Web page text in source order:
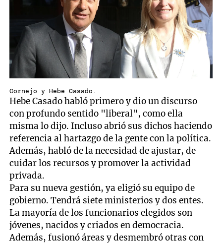
Cornejo y Hebe Casado.
Hebe Casado habló primero y dio un discurso
con profundo sentido "liberal", como ella
misma lo dijo. Incluso abrió sus dichos haciendo
referencia al hartazgo de la gente con la política.
Además, habló de la necesidad de ajustar, de
cuidar los recursos y promover la actividad
privada.
Para su nueva gestión, ya eligió su equipo de
gobierno. Tendrá siete ministerios y dos entes.
La mayoría de los funcionarios elegidos son
jóvenes, nacidos y criados en democracia.
Además, fusionó áreas y desmembró otras con